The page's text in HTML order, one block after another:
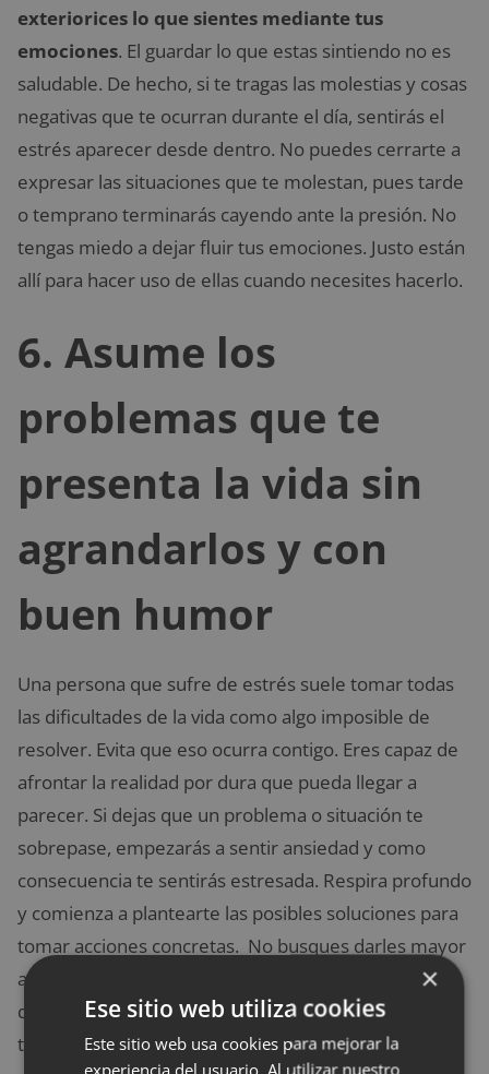
exteriorices lo que sientes mediante tus
emociones. El guardar lo que estas sintiendo no es
saludable. De hecho, si te tragas las molestias y cosas
negativas que te ocurran durante el día, sentirás el
estrés aparecer desde dentro. No puedes cerrarte a
expresar las situaciones que te molestan, pues tarde
o temprano terminarás cayendo ante la presión. No
tengas miedo a dejar fluir tus emociones. Justo están
allí para hacer uso de ellas cuando necesites hacerlo.
6. Asume los
problemas que te
presenta la vida sin
agrandarlos y con
buen humor
Una persona que sufre de estrés suele tomar todas
las dificultades de la vida como algo imposible de
resolver. Evita que eso ocurra contigo. Eres capaz de
afrontar la realidad por dura que pueda llegar a
parecer. Si dejas que un problema o situación te
sobrepase, empezarás a sentir ansiedad y como
consecuencia te sentirás estresada. Respira profundo
y comienza a plantearte las posibles soluciones para
tomar acciones concretas. No busques darles mayor
amplitud a los problemas. La manera calmada en la
que resuelves las cosas te mantendrá en control de
tu estado anímico siempre.
×
Ese sitio web utiliza cookies
Este sitio web usa cookies para mejorar la
experiencia del usuario. Al utilizar nuestro